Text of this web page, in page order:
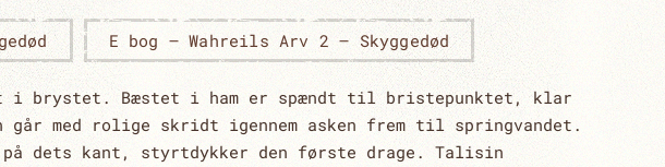
E bog – Wahreils Arv 2 – Skyggedød
i brystet. Bæstet i ham er spændt til bristepunktet, klar
går med rolige skridt igennem asken frem til springvandet.
på dets kant, styrtdykker den første drage. Talisin